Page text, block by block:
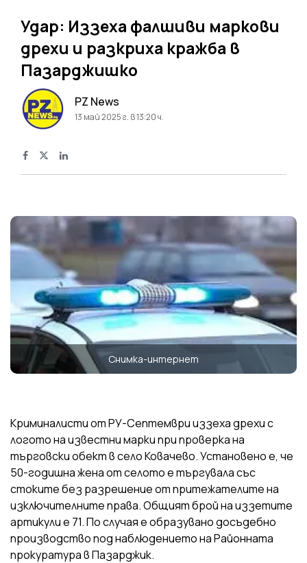
Удар: Иззеха фалшиви маркови
дрехи и разкриха кражба в
Пазарджишко
PZ News
13 май 2025 г. в 13:20 ч.
Снимка-интернет
Криминалисти от РУ-Септември иззеха дрехи с
логото на известни марки при проверка на
търговски обект в село Ковачево. Установено е, че
50-годишна жена от селото е търгувала със
стоките без разрешение от притежателите на
изключителните права. Общият брой на иззетите
артикули е 71. По случая е образувано досъдебно
производство под наблюдението на Районната
прокуратура в Пазарджик.